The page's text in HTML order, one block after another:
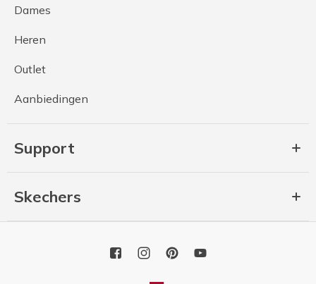
Dames
Heren
Outlet
Aanbiedingen
Support
Skechers